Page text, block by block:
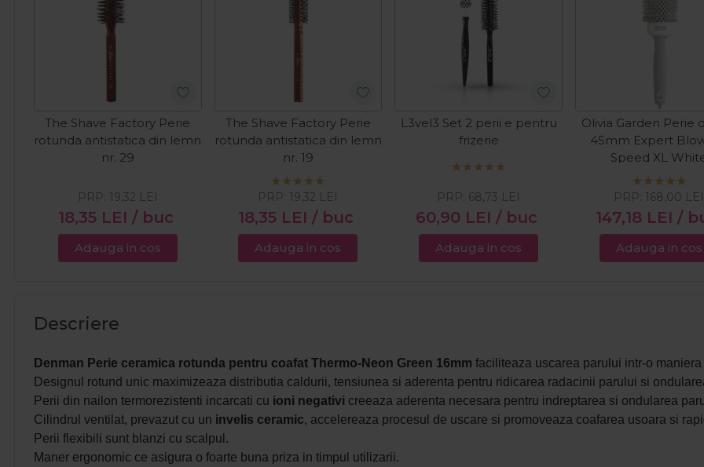
The Shave Factory Perie
rotunda antistatica din lemn
nr. 29
18,35 LEI / buc
PRP: 19,32 LEI
Adauga in cos
The Shave Factory Perie
rotunda antistatica din lemn
nr. 19
18,35 LEI / buc
PRP: 19,32 LEI
Adauga in cos
L3vel3 Set 2 perii e pentru
frizerie
60,90 LEI / buc
PRP: 68,73 LEI
Adauga in cos
Olivia Garden Perie
45mm Expert
Speed XL
147,18 LEI /
PRP: 168,00 LEI
Adauga in cos
Descriere
Denman Perie ceramica rotunda pentru coafat Thermo-Neon Green 16mm faciliteaza uscarea parului intr-o
Designul rotund unic maximizeaza distributia caldurii, tensiunea si aderenta pentru ridicarea radacinii parului si
Perii din nailon termorezistenti incarcati cu ioni negativi creeaza aderenta necesara pentru indreptarea si ondularea
Cilindrul ventilat, prevazut cu un invelis ceramic, accelereaza procesul de uscare si promoveaza coafarea usoara si
Perii flexibili sunt blanzi cu scalpul.
Maner ergonomic ce asigura o foarte buna priza in timpul utilizarii.